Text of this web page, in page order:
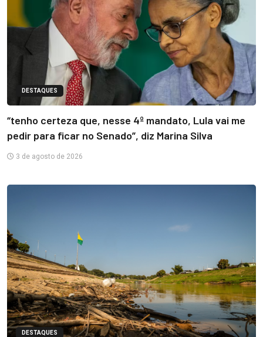
DESTAQUES
“tenho certeza que, nesse 4º mandato, Lula vai me
pedir para ficar no Senado”, diz Marina Silva
3 de agosto de 2026
DESTAQUES